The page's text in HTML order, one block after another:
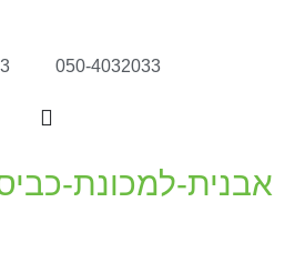
050-4032033
אבנית-למכונת-